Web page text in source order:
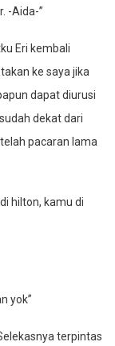
-Aida-”
Eri kembali
ke saya jika
dapat diurusi
dekat dari
pacaran lama
hilton, kamu di
yok”
terpintas